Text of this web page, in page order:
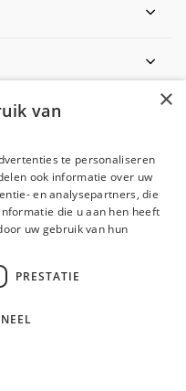
nieuwsbrief
Abonneer
×
van
te personaliseren
ook informatie over uw
en analysepartners, die
die u aan hen heeft
uw gebruik van hun
PRESTATIE